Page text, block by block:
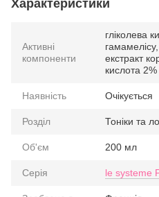
Характеристики
Активні
компоненти
гліколева
екстракт
кислота 2%
Наявність Очікується
Розділ Тоніки та
Об'єм 200 мл
Серія le systeme